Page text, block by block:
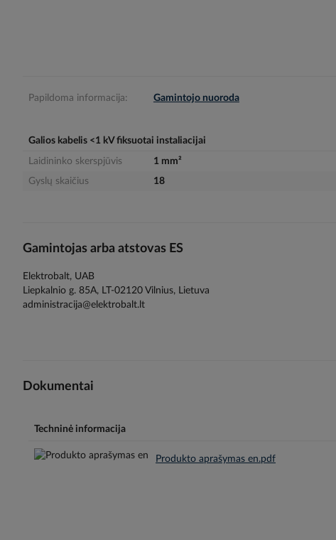
Papildoma informacija: Gamintojo nuoroda
Galios kabelis <1 kV fiksuotai instaliacijai
Laidininko skerspjūvis
1 mm²
Gyslų skaičius
18
Gamintojas arba atstovas ES
Elektrobalt, UAB
Liepkalnio g. 85A, LT-02120 Vilnius, Lietuva
administracija@elektrobalt.lt
Dokumentai
Techninė informacija
Produkto aprašymas en.pdf